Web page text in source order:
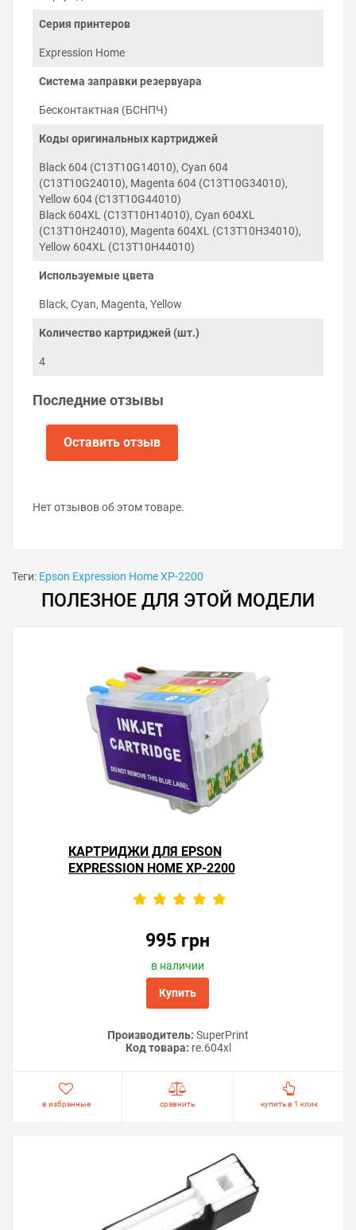
картриджей и серии печатающего устройства,
что гарантирует инициализацию чипа
микропрограммой принтера и обнуление уровня
чернил при необходимости.
Заправка и установка СНПЧ
на Epson Expression Home
XP-2200
Установка СНПЧ на Epson Expression Home XP-2200
проходит в три этапа: заправка резервуара и прокачка
картриджей, установка картриджей в каретку
печатающей головки и укладка силиконового шлейфа
по корпусу принтера. Для установки не требуется
изменение конструкции корпуса принтера.
Подробное описание заправки и установки читайте в
Полная заправка СНПЧ » и «Инструкции по
установке СНПЧ Epson».
Решили купить СНПЧ Epson Expression Home XP-2200 —
поможем сделать печать на принтере экономичной.
Серия принтеров
Expression Home
Система заправки резервуара
Бесконтактная (БСНПЧ)
Коды оригинальных картриджей
Black 604 (C13T10G14010), Cyan 604
(C13T10G24010), Magenta 604 (C13T10G34010),
Yellow 604 (C13T10G44010)
Black 604XL (C13T10H14010), Cyan 604XL
(C13T10H24010), Magenta 604XL (C13T10H34010),
Yellow 604XL (C13T10H44010)
Используемые цвета
Black, Cyan, Magenta, Yellow
Количество картриджей (шт.)
4
Последние отзывы
Оставить отзыв
Нет отзывов об этом товаре.
Теги: Epson Expression Home XP-2200
ПОЛЕЗНОЕ ДЛЯ ЭТОЙ МОДЕЛИ
КАРТРИДЖИ ДЛЯ EPSON
EXPRESSION HOME XP-2200
995 грн
в наличии
Купить
Производитель: SuperPrint
Код товара: re.604xl
в избранные сравнить купить в 1 клик